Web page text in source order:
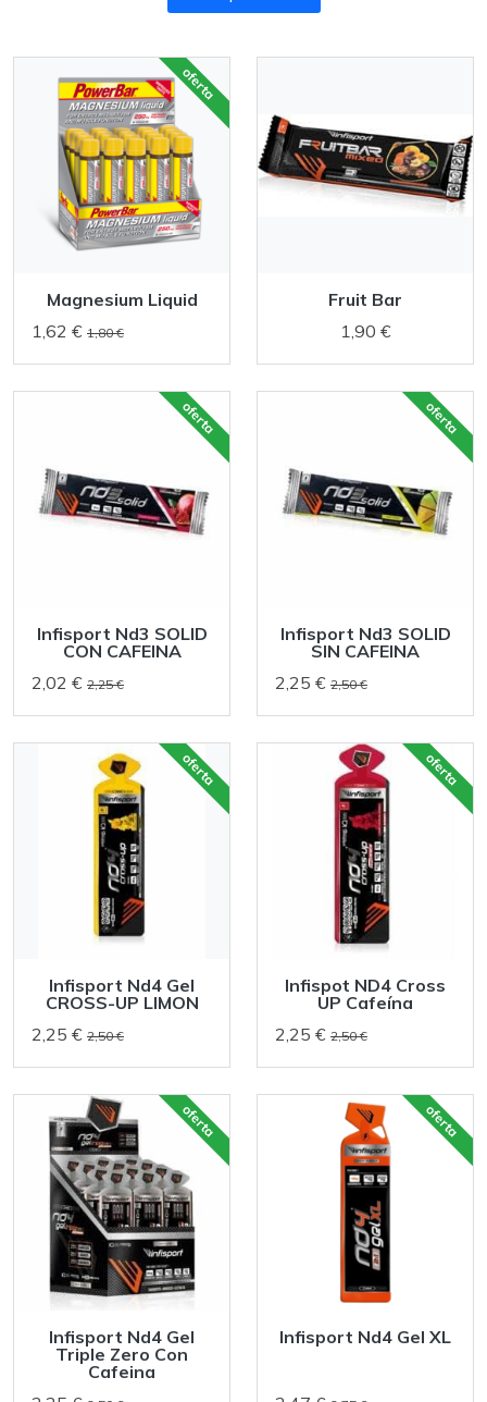
Magnesium Liquid
1,62 € 1,80 €
oferta
Fruit Bar
1,90 €
Infisport Nd3 SOLID
CON CAFEINA
2,02 € 2,25 €
oferta
Infisport Nd3 SOLID
SIN CAFEINA
2,25 € 2,50 €
oferta
Infisport Nd4 Gel
CROSS-UP LIMON
2,25 € 2,50 €
oferta
Infispot ND4 Cross
UP Cafeína
2,25 € 2,50 €
oferta
Infisport Nd4 Gel
Triple Zero Con
Cafeina
oferta
Infisport Nd4 Gel XL
oferta